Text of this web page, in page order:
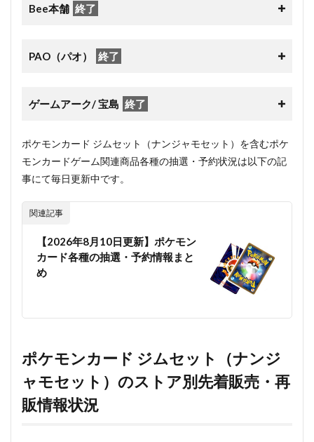
Bee本舗 終了
PAO（パオ） 終了
ゲームアーク/ 宝島 終了
ポケモンカード ジムセット（ナンジャモセット）を含むポケ
モンカードゲーム関連商品各種の抽選・予約状況は以下の記
事にて毎日更新中です。
関連記事
【2026年8月10日更新】ポケモン
カード各種の抽選・予約情報まと
め
ポケモンカード ジムセット（ナンジ
ャモセット）のストア別先着販売・再
販情報状況